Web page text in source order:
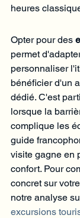
heures
Opter pour des
permet
personnaliser
bénéficier d'un
dédié. C'est
lorsque la
complique les
guide
visite gagne en
confort. Pour
concret sur
notre analyse
excursions